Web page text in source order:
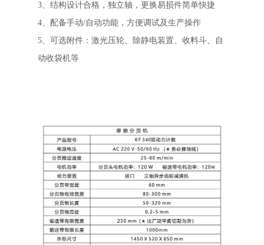
3、结构设计合格，独立轴，更换易损件简单快捷
4、配备手动/自动功能，方便调试及生产操作
5、可选附件：激光压轮、除静电装置、收料斗、自
动收袋机等